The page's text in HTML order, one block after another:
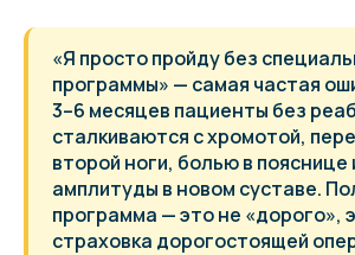
«Я просто пройду без
программы» — самая частая
3–6 месяцев пациенты без
сталкиваются с хромотой,
второй ноги, болью в
амплитуды в новом суставе.
программа — это не «дорого»,
страховка дорогостоящей